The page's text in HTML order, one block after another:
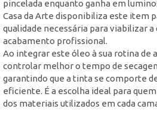
pincelada enquanto ganha em
Casa da Arte disponibiliza este item
qualidade necessária para viabilizar a
acabamento profissional.
Ao integrar este óleo à sua rotina de
controlar melhor o tempo de
garantindo que a tinta se comporte
eficiente. É a escolha ideal para
dos materiais utilizados em cada